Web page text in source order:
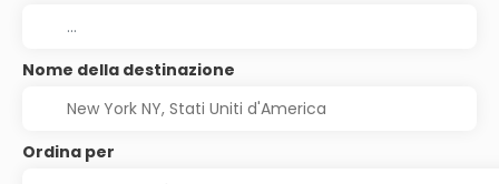
Nome della destinazione
Ordina per